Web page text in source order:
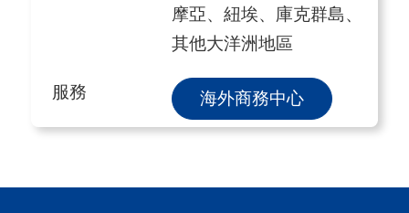
摩亞、紐埃、庫克群島、
其他大洋洲地區
服務 海外商務中心